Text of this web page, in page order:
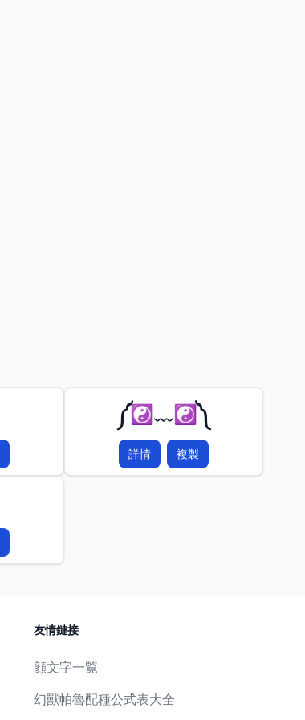
༼☯﹏☯༽
詳情 複製
友情鏈接
顔文字一覧
幻獸帕魯配種公式表大全